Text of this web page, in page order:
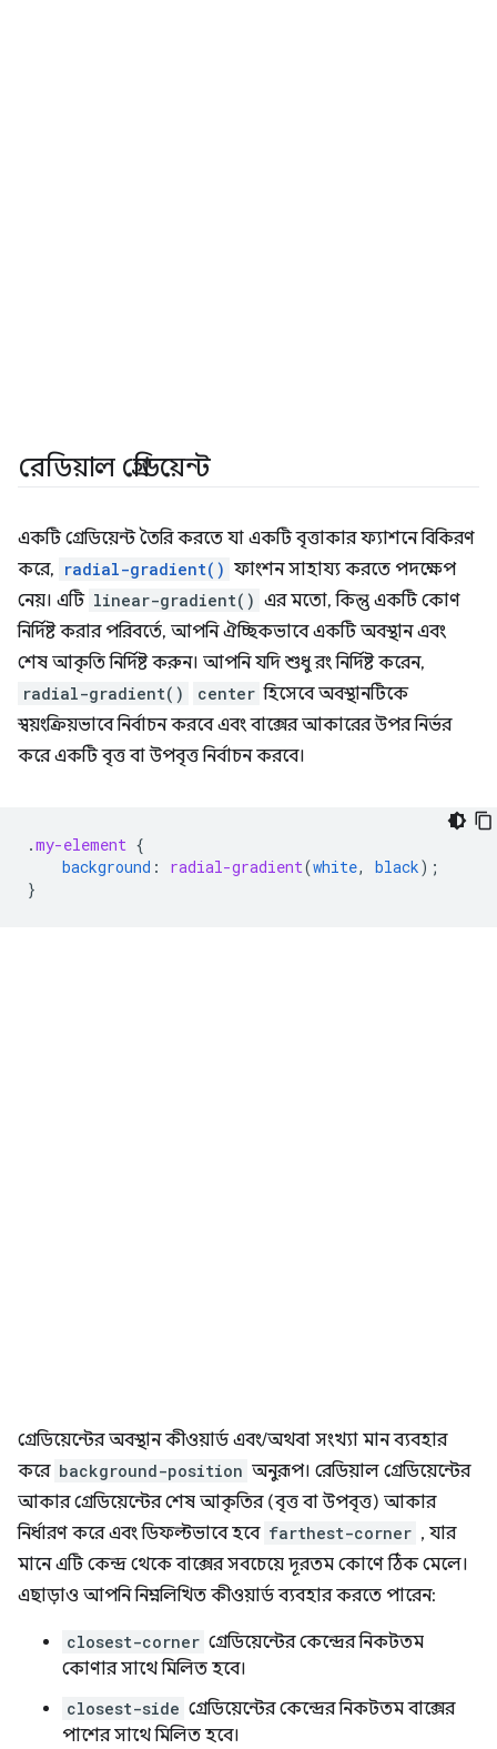
রেডিয়াল গ্রেডিয়েন্ট
একটি গ্রেডিয়েন্ট তৈরি করতে যা একটি বৃত্তাকার ফ্যাশনে বিকিরণ
করে, radial-gradient() ফাংশন সাহায্য করতে পদক্ষেপ
নেয়। এটি linear-gradient() এর মতো, কিন্তু একটি কোণ
নির্দিষ্ট করার পরিবর্তে, আপনি ঐচ্ছিকভাবে একটি অবস্থান এবং
শেষ আকৃতি নির্দিষ্ট করুন। আপনি যদি শুধু রং নির্দিষ্ট করেন,
radial-gradient() center হিসেবে অবস্থানটিকে
স্বয়ংক্রিয়ভাবে নির্বাচন করবে এবং বাক্সের আকারের উপর নির্ভর
করে একটি বৃত্ত বা উপবৃত্ত নির্বাচন করবে।
.my-element {
background : radial-gradient(white, black);
}
গ্রেডিয়েন্টের অবস্থান কীওয়ার্ড এবং/অথবা সংখ্যা মান ব্যবহার
করে background-position অনুরূপ। রেডিয়াল গ্রেডিয়েন্টের
আকার গ্রেডিয়েন্টের শেষ আকৃতির (বৃত্ত বা উপবৃত্ত) আকার
নির্ধারণ করে এবং ডিফল্টভাবে হবে farthest-corner , যার
মানে এটি কেন্দ্র থেকে বাক্সের সবচেয়ে দূরতম কোণে ঠিক মেলে।
এছাড়াও আপনি নিম্নলিখিত কীওয়ার্ড ব্যবহার করতে পারেন:
closest-corner গ্রেডিয়েন্টের কেন্দ্রের নিকটতম
কোণার সাথে মিলিত হবে।
closest-side গ্রেডিয়েন্টের কেন্দ্রের নিকটতম বাক্সের
পাশের সাথে মিলিত হবে।